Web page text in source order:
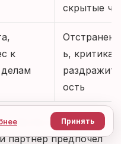
скрытые
к
ь, критика,
ость
И как бы ни было
партнер предпочел
Принять